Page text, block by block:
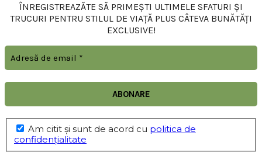
ÎNREGISTREAZĂTE SĂ PRIMEȘTI ULTIMELE SFATURI ȘI
TRUCURI PENTRU STILUL DE VIAȚĂ PLUS CÂTEVA BUNĂTĂȚI
EXCLUSIVE!
Am citit şi sunt de acord cu politica de
confidențialitate